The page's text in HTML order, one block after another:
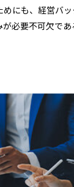
にも、経営バ
必要不可欠であ